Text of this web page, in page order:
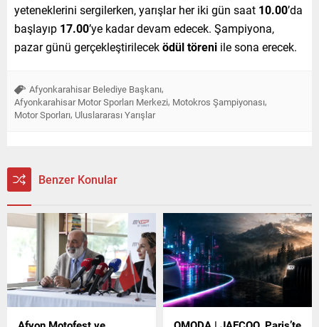
yeteneklerini sergilerken, yarışlar her iki gün saat 10.00’da
başlayıp 17.00’ye kadar devam edecek. Şampiyona,
pazar günü gerçekleştirileceködül töreni ile sona erecek.
Afyonkarahisar Belediye Başkanı,
Afyonkarahisar Motor Sporları Merkezi, Motokros Şampiyonası,
Motor Sporları, Uluslararası Yarışlar
Benzer Konular